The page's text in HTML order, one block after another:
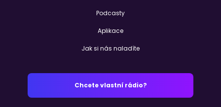
Podcasty
Aplikace
Jak si nás naladíte
Chcete vlastní rádio?